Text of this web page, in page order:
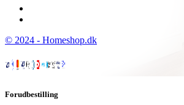
© 2024 - Homeshop.dk
Forudbestilling